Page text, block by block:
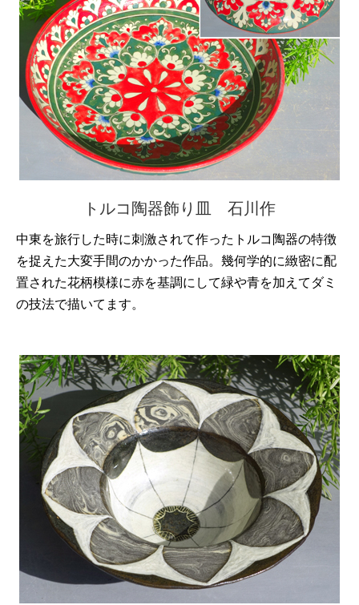
トルコ陶器飾り皿 石川作
中東を旅行した時に刺激されて作ったトルコ陶器の特徴
を捉えた大変手間のかかった作品。幾何学的に緻密に配
置された花柄模様に赤を基調にして緑や青を加えてダミ
の技法で描いてます。